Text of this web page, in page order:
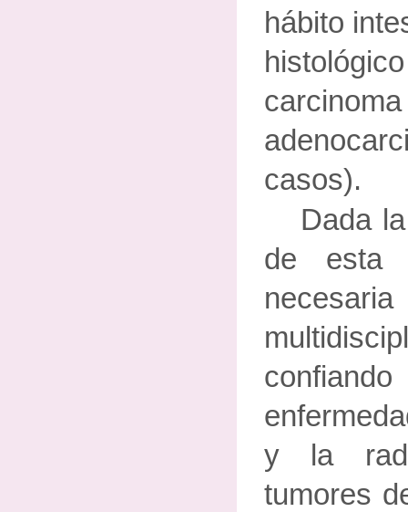
hábito
casos).
Dada
de esta
y la
tumores